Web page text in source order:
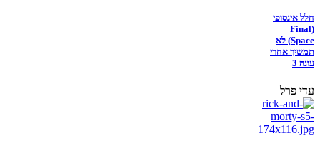
חלל אינסופי
(Final
Space) לא
תמשיך אחרי
עונה 3
עדי פרל